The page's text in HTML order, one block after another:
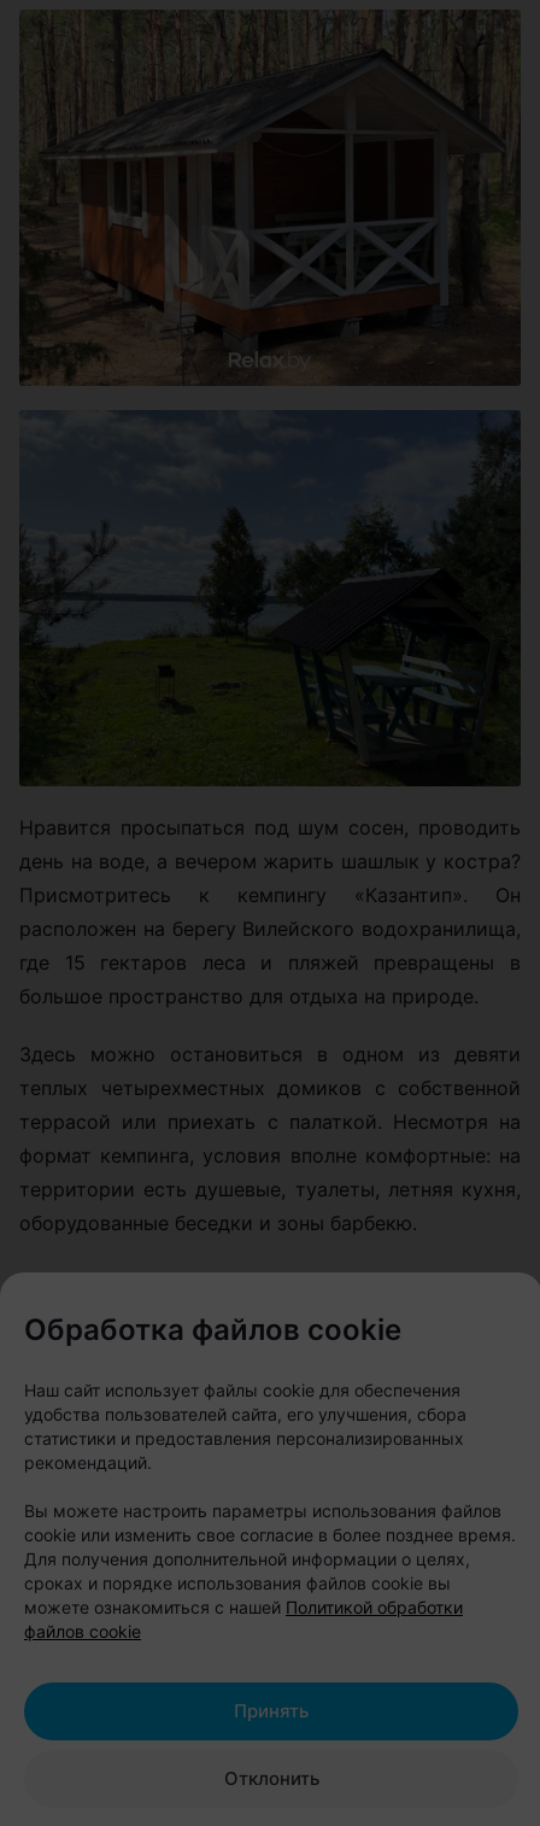
Нравится просыпаться под шум сосен, проводить
день на воде, а вечером жарить шашлык у костра?
Присмотритесь к кемпингу «Казантип». Он
расположен на берегу Вилейского водохранилища,
где 15 гектаров леса и пляжей превращены в
большое пространство для отдыха на природе.
Здесь можно остановиться в одном из девяти
теплых четырехместных домиков с собственной
террасой или приехать с палаткой. Несмотря на
формат кемпинга, условия вполне комфортные: на
территории есть душевые, туалеты, летняя кухня,
оборудованные беседки и зоны барбекю.
Летом скучать здесь не придется. Гостям
предлагают прокат сапбордов, лодок, байдарок,
катамаранов, велосипедов и квадроциклов. Есть
футбольное поле, волейбольная и баскетбольная
площадки, тир, батут, детский городок, а для
компаний организуют лазертаг, корпоративы и
занятие - Вилейское водохранилище давно
считается одним из популярных мест для ловли
рыбы.
четырехместный домик — 130 рублей
в будние дни и 160 рублей в выходные;
Обработка файлов cookie
Наш сайт использует файлы cookie для обеспечения
удобства пользователей сайта, его улучшения, сбора
статистики и предоставления персонализированных
рекомендаций.
Вы можете настроить параметры использования файлов
cookie или изменить свое согласие в более позднее время.
Для получения дополнительной информации о целях,
сроках и порядке использования файлов cookie вы
можете ознакомиться с нашей Политикой обработки
файлов cookie
Отклонить
Принять